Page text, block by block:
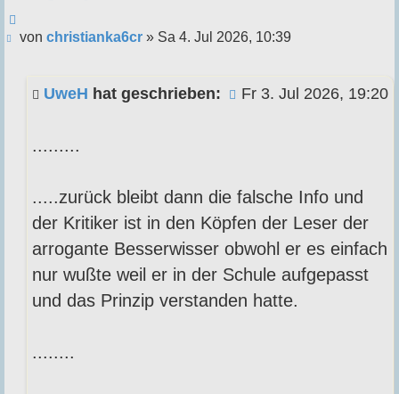
Beitrag
von christianka6cr» Sa 4. Jul 2026, 10:39
UweH hat geschrieben: Fr 3. Jul 2026, 19:20
.........
.....zurück bleibt dann die falsche Info und
der Kritiker ist in den Köpfen der Leser der
arrogante Besserwisser obwohl er es einfach
nur wußte weil er in der Schule aufgepasst
und das Prinzip verstanden hatte.
........